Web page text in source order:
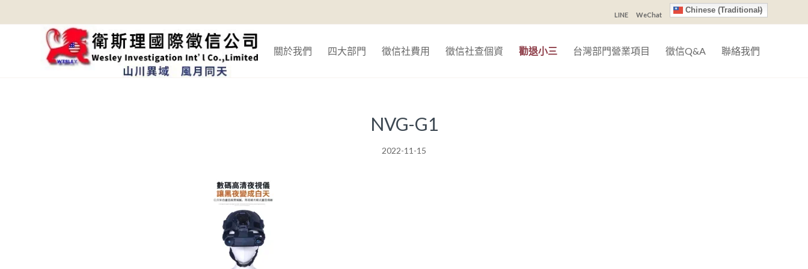
LINE WeChat
Chinese (Traditional)
關於我們 四大部門 徵信社費用 徵信社查個資 勸退小三 台灣部門營業項目 徵信Q&A 聯絡我們
NVG-G1
2022-11-15